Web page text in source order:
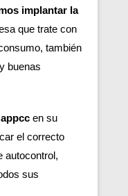
implantar la
que trate con
también
buenas
en su
el correcto
autocontrol,
sus